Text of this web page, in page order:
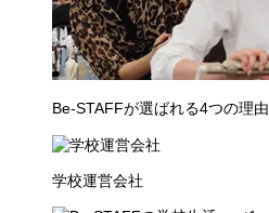
Be-STAFFが選ばれる4つの理由
学校運営会社